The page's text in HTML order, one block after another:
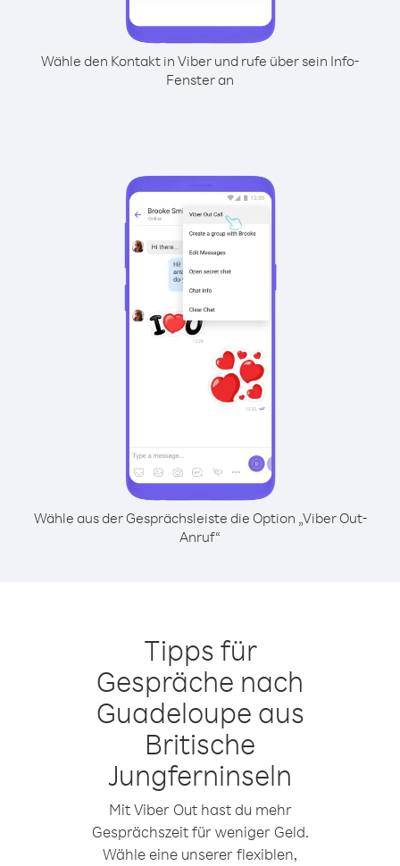
Wähle den Kontakt in Viber und rufe über sein Info-
Fenster an
Wähle aus der Gesprächsleiste die Option „Viber Out-
Anruf“
Tipps für
Gespräche nach
Guadeloupe aus
Britische
Jungferninseln
Mit Viber Out hast du mehr
Gesprächszeit für weniger Geld.
Wähle eine unserer flexiblen,